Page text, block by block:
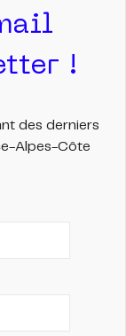
!
des derniers
Alpes-Côte